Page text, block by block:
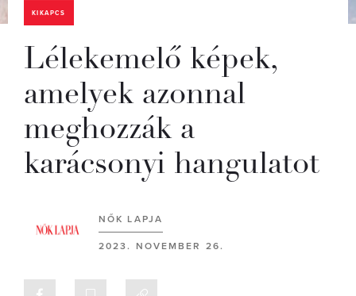
KIKAPCS
Lélekemelő képek,
amelyek azonnal
meghozzák a
karácsonyi hangulatot
NŐK LAPJA
2023. NOVEMBER 26.